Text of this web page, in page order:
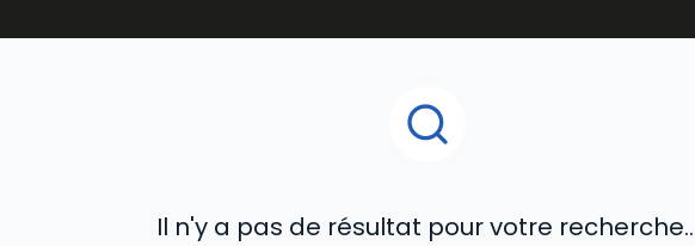
Il n'y a pas de résultat pour votre